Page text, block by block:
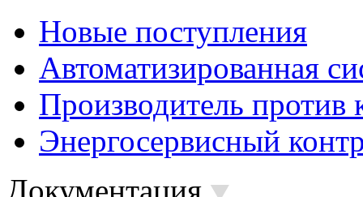
Новые поступления
Автоматизированная
Производитель против
Энергосервисный